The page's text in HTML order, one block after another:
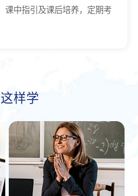
课中指引及课后培养，定期考
样学